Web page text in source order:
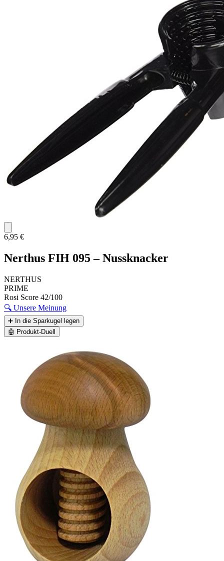
6,95 €
Nerthus FIH 095 – Nussknacker
NERTHUS
PRIME
Rosi Score 42/100
🔍 Unsere Meinung
➕ In die Sparkugel legen
🤖 Produkt-Duell